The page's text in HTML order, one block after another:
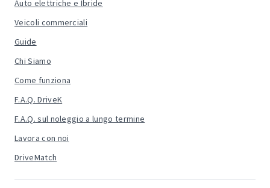
Auto elettriche e Ibride
Veicoli commerciali
Guide
Chi Siamo
Come funziona
F.A.Q. DriveK
F.A.Q. sul noleggio a lungo termine
Lavora con noi
DriveMatch